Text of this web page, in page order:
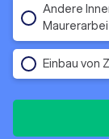
Andere
Einbau von